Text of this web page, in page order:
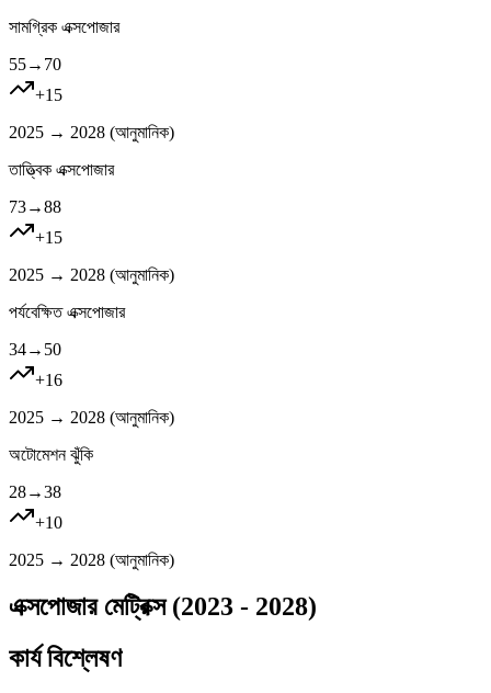
সামগ্রিক এক্সপোজার
55→ 70
+15
2025 → 2028 (আনুমানিক)
তাত্ত্বিক এক্সপোজার
73→88
+15
2025 → 2028 (আনুমানিক)
পর্যবেক্ষিত এক্সপোজার
34→ 50
+16
2025 → 2028 (আনুমানিক)
অটোমেশন ঝুঁকি
28→38
+10
2025 → 2028 (আনুমানিক)
এক্সপোজার মেট্রিক্স (2023 - 2028)
কার্য বিশ্লেষণ